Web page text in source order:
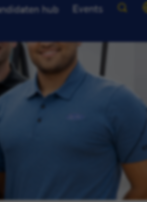
hub Events